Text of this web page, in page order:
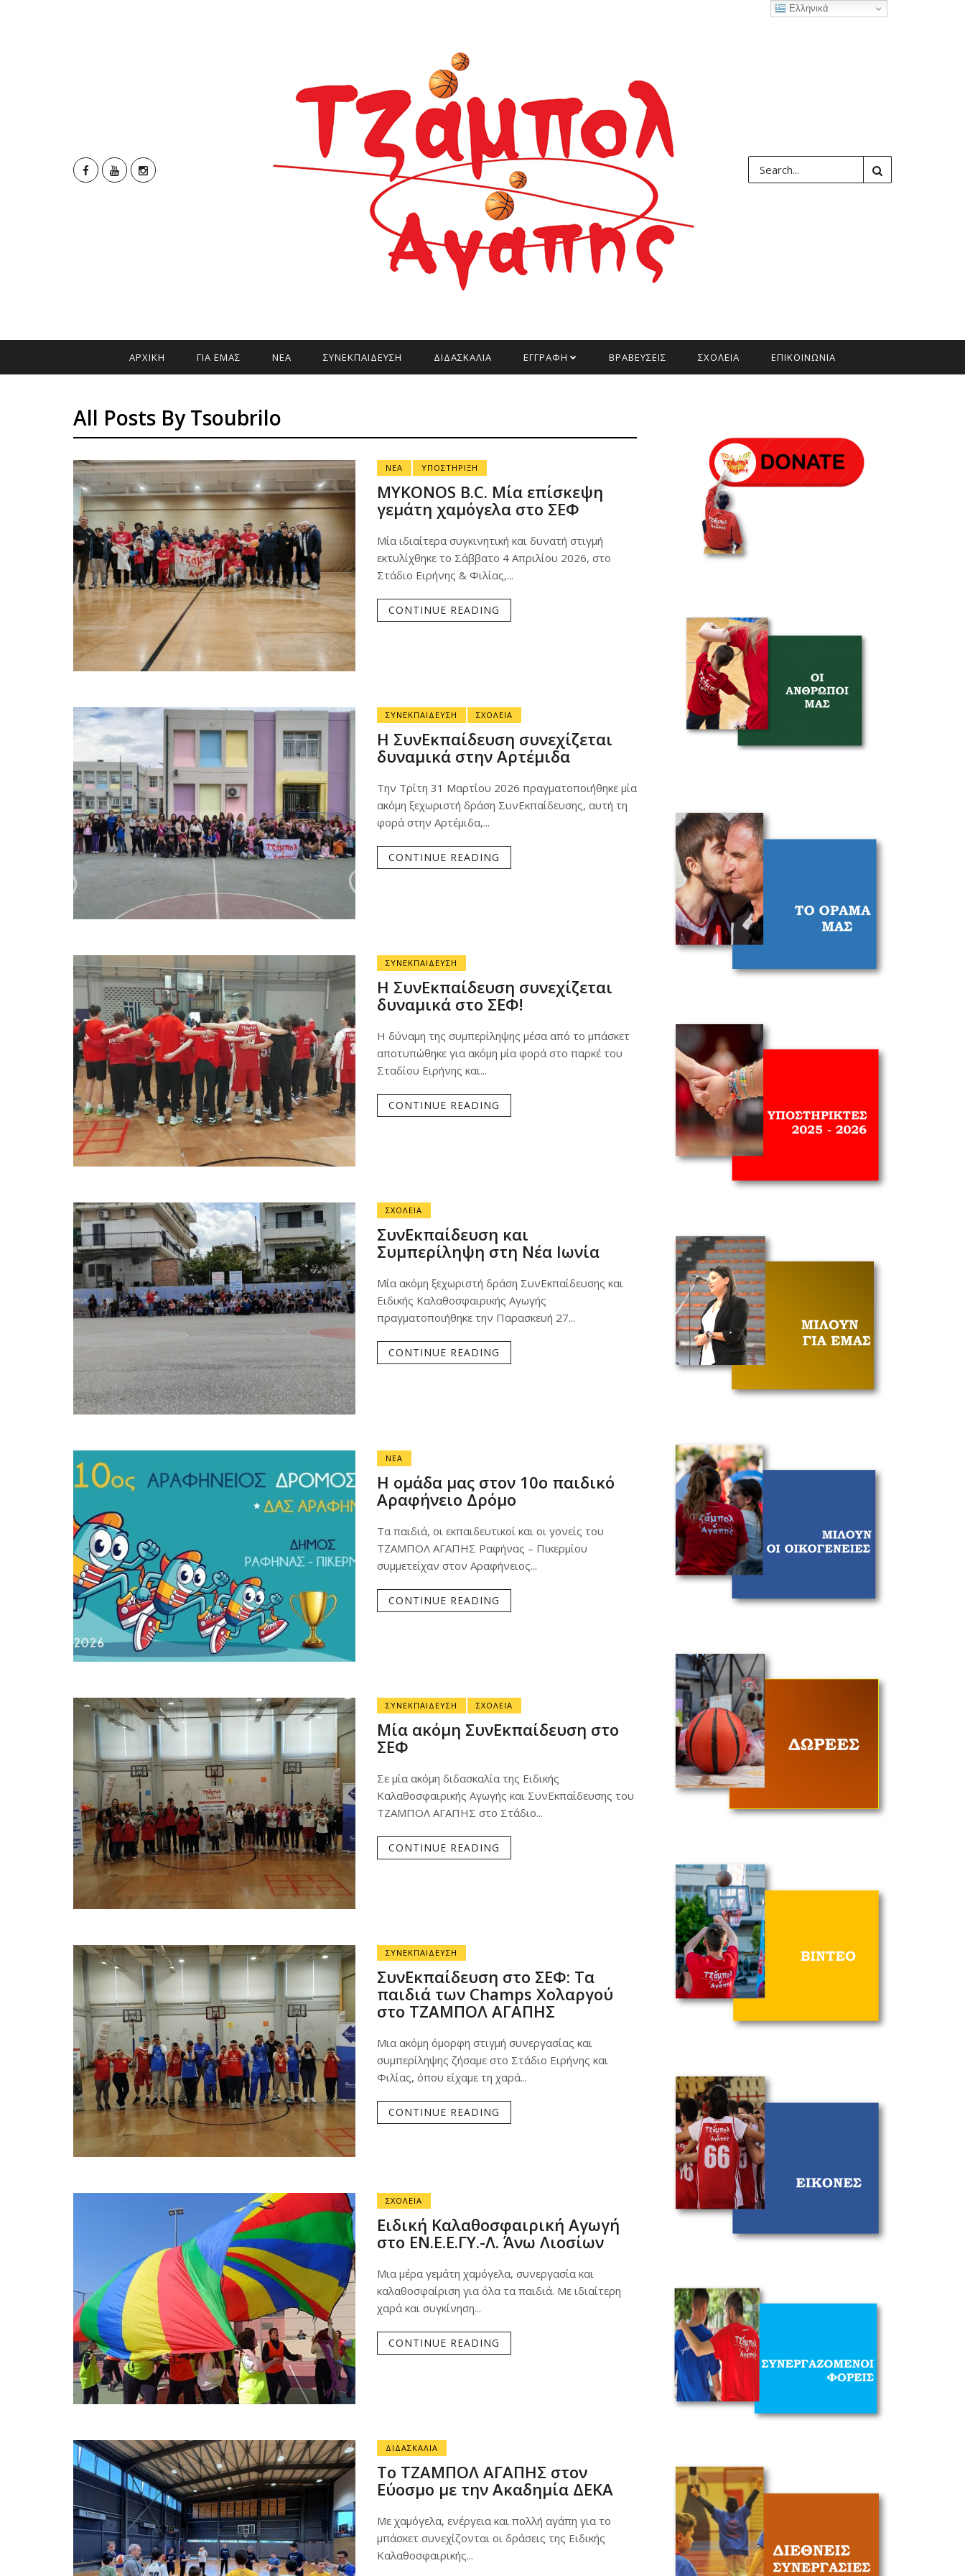
ΑΡΧΙΚΗ ΓΙΑ ΕΜΑΣ ΝΕΑ ΣΥΝΕΚΠΑΙΔΕΥΣΗ ΔΙΔΑΣΚΑΛΙΑ ΕΓΓΡΑΦΗ ΒΡΑΒΕΥΣΕΙΣ ΣΧΟΛΕΙΑ ΕΠΙΚΟΙΝΩΝΙΑ
All Posts By Tsoubrilo
ΝΕΑ ΥΠΟΣΤΗΡΙΞΗ
MYKONOS B.C. Μία επίσκεψη
γεμάτη χαμόγελα στο ΣΕΦ
Μία ιδιαίτερα συγκινητική και δυνατή στιγμή
εκτυλίχθηκε το Σάββατο 4 Απριλίου 2026, στο
Στάδιο Ειρήνης & Φιλίας,...
CONTINUE READING
ΣΥΝΕΚΠΑΙΔΕΥΣΗ ΣΧΟΛΕΙΑ
Η ΣυνΕκπαίδευση συνεχίζεται
δυναμικά στην Αρτέμιδα
Την Τρίτη 31 Μαρτίου 2026 πραγματοποιήθηκε μία
ακόμη ξεχωριστή δράση ΣυνΕκπαίδευσης, αυτή τη
φορά στην Αρτέμιδα,...
CONTINUE READING
ΣΥΝΕΚΠΑΙΔΕΥΣΗ
Η ΣυνΕκπαίδευση συνεχίζεται
δυναμικά στο ΣΕΦ!
Η δύναμη της συμπερίληψης μέσα από το μπάσκετ
αποτυπώθηκε για ακόμη μία φορά στο παρκέ του
Σταδίου Ειρήνης και...
CONTINUE READING
ΣΧΟΛΕΙΑ
ΣυνΕκπαίδευση και
Συμπερίληψη στη Νέα Ιωνία
Μία ακόμη ξεχωριστή δράση ΣυνΕκπαίδευσης και
Ειδικής Καλαθοσφαιρικής Αγωγής
πραγματοποιήθηκε την Παρασκευή 27...
CONTINUE READING
ΝΕΑ
Η ομάδα μας στον 10ο παιδικό
Αραφήνειο Δρόμο
Τα παιδιά, οι εκπαιδευτικοί και οι γονείς του
ΤΖΑΜΠΟΛ ΑΓΑΠΗΣ Ραφήνας – Πικερμίου
συμμετείχαν στον Αραφήνειος...
CONTINUE READING
ΣΥΝΕΚΠΑΙΔΕΥΣΗ ΣΧΟΛΕΙΑ
Μία ακόμη ΣυνΕκπαίδευση στο
ΣΕΦ
Σε μία ακόμη διδασκαλία της Ειδικής
Καλαθοσφαιρικής Αγωγής και ΣυνΕκπαίδευσης του
ΤΖΑΜΠΟΛ ΑΓΑΠΗΣ στο Στάδιο...
CONTINUE READING
ΣΥΝΕΚΠΑΙΔΕΥΣΗ
ΣυνΕκπαίδευση στο ΣΕΦ: Τα
παιδιά των Champs Χολαργού
στο ΤΖΑΜΠΟΛ ΑΓΑΠΗΣ
Μια ακόμη όμορφη στιγμή συνεργασίας και
συμπερίληψης ζήσαμε στο Στάδιο Ειρήνης και
Φιλίας, όπου είχαμε τη χαρά...
CONTINUE READING
ΣΧΟΛΕΙΑ
Ειδική Καλαθοσφαιρική Αγωγή
στο ΕΝ.Ε.Ε.ΓΥ.-Λ. Άνω Λιοσίων
Μια μέρα γεμάτη χαμόγελα, συνεργασία και
καλαθοσφαίριση για όλα τα παιδιά. Με ιδιαίτερη
χαρά και συγκίνηση...
CONTINUE READING
ΔΙΔΑΣΚΑΛΙΑ
Το ΤΖΑΜΠΟΛ ΑΓΑΠΗΣ στον
Εύοσμο με την Ακαδημία ΔΕΚΑ
Με χαμόγελα, ενέργεια και πολλή αγάπη για το
μπάσκετ συνεχίζονται οι δράσεις της Ειδικής
Καλαθοσφαιρικής...
Ελληνικά